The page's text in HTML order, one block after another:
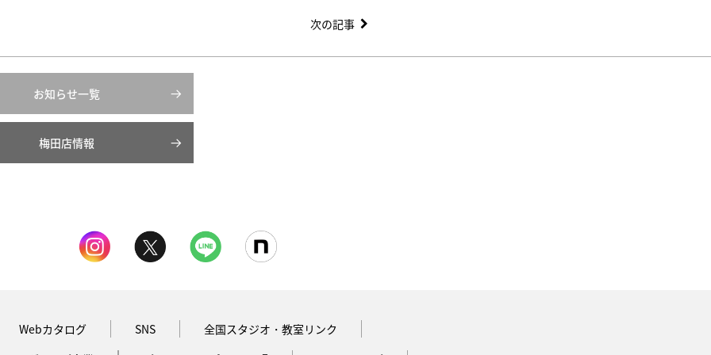
次の記事
お知らせ一覧
梅田店情報
Webカタログ SNS
全国スタジオ・教室リンク